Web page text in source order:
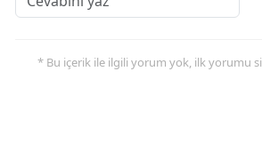
* Bu içerik ile ilgili yorum yok, ilk yorumu